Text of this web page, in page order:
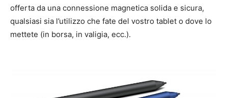
offerta da una connessione magnetica solida e sicura,
qualsiasi sia l’utilizzo che fate del vostro tablet o dove lo
mettete (in borsa, in valigia, ecc.).